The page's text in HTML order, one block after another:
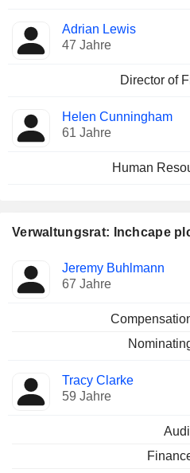
Adrian Lewis
47 Jahre
Director of
Helen Cunningham
61 Jahre
Human
Verwaltungsrat: Inchcape
Verwaltungsratsmitglied
Jeremy Buhlmann
67 Jahre
Tracy Clarke
59 Jahre